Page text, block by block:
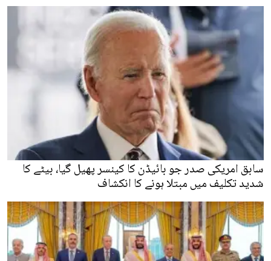
سابق امریکی صدر جو بائیڈن کا کینسر پھیل گیا، بیٹے کا
شدید تکلیف میں مبتلا ہونے کا انکشاف